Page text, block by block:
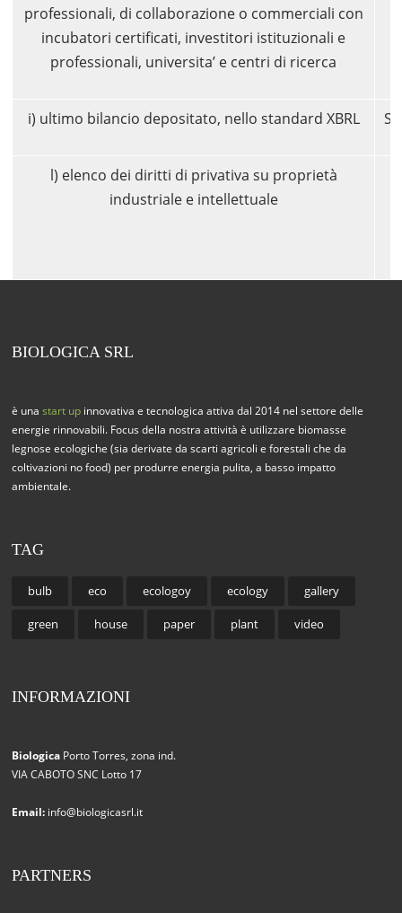
professionali, di collaborazione o commerciali con
incubatori certificati, investitori istituzionali e
professionali, universita’ e centri di ricerca
i) ultimo bilancio depositato, nello standard XBRL Si
l) elenco dei diritti di privativa su proprietà
industriale e intellettuale
BIOLOGICA SRL
è unastart up innovativa e tecnologica attiva dal 2014 nel settore delle
energie rinnovabili. Focus della nostra attività è utilizzare biomasse
legnose ecologiche (sia derivate da scarti agricoli e forestali che da
coltivazioni no food) per produrre energia pulita, a basso impatto
ambientale.
TAG
bulb eco ecologoy ecology gallery
green house paper plant video
INFORMAZIONI
Biologica Porto Torres, zona ind.
VIA CABOTO SNC Lotto 17
Email: info@biologicasrl.it
PARTNERS